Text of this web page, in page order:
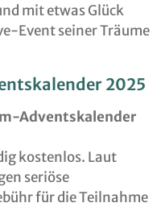
mit etwas Glück
Event seiner Träume
2025
Adventskalender
kostenlos. Laut
seriöse
für die Teilnahme